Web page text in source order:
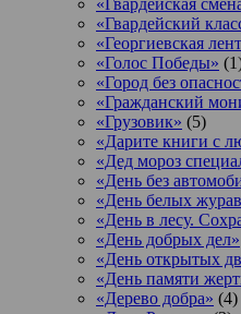
«Гвардейский
«Георгиевская
«Голос Победы»
«Город без
«Гражданский
«Грузовик» (5)
«Дарите книги с
«Дед мороз
«День без
«День белых
«День в лесу.
«День добрых дел»
«День открытых
«День памяти
«Дерево добра» (4)